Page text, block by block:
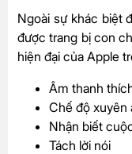
Ngoài sự khác biệt
được trang bị con
hiện đại của Apple
Âm thanh
Chế độ xuyên
Nhận biết
Tách lời nói